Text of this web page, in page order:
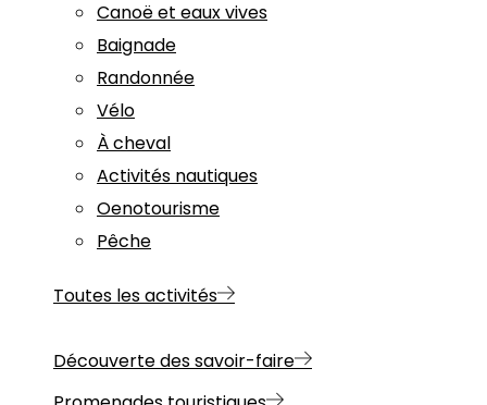
Canoë et eaux vives
Baignade
Randonnée
Vélo
À cheval
Activités nautiques
Oenotourisme
Pêche
Toutes les activités
Découverte des savoir-faire